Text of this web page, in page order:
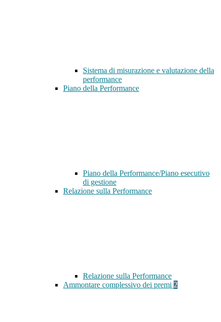
Sistema di misurazione e valutazione della
performance
Piano della Performance
Piano della Performance/Piano esecutivo
di gestione
Relazione sulla Performance
Relazione sulla Performance
Ammontare complessivo dei premi 2